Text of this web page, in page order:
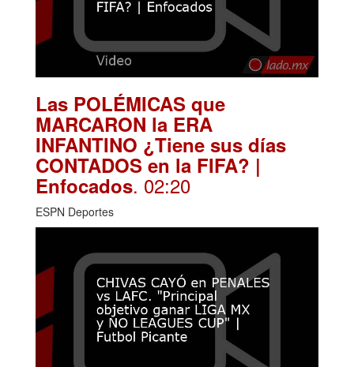
Las POLÉMICAS que
MARCARON la ERA
INFANTINO ¿Tiene sus días
CONTADOS en la FIFA? |
Enfocados. 02:20
ESPN Deportes